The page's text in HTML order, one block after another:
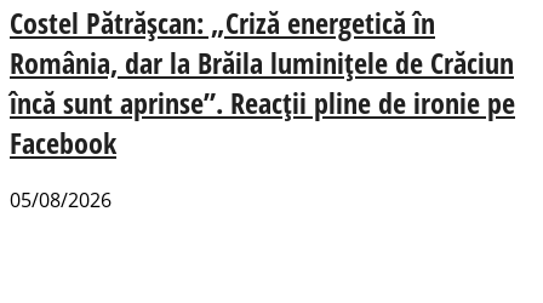
Costel Pătrășcan: „Criză energetică în
România, dar la Brăila luminițele de Crăciun
încă sunt aprinse”. Reacții pline de ironie pe
Facebook
05/08/2026